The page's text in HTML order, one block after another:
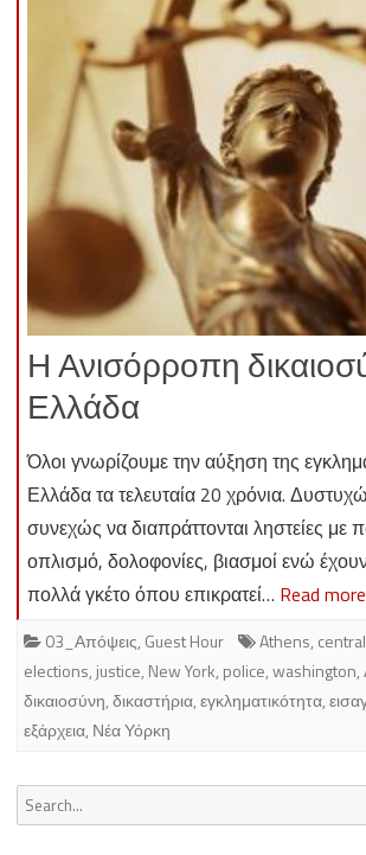
Η Ανισόρροπη
Ελλάδα
Όλοι γνωρίζουμε την αύξηση της
Ελλάδα τα τελευταία 20 χρόνια.
συνεχώς να διαπράττονται ληστείες με
οπλισμό, δολοφονίες, βιασμοί ενώ
πολλά γκέτο όπου επικρατεί… Read
03_Απόψεις, Guest Hour Athens,
elections, justice, New York, police,washington,
δικαιοσύνη,δικαστήρια,εγκληματικότητα,
εξάρχεια, Νέα Υόρκη
Search
for: